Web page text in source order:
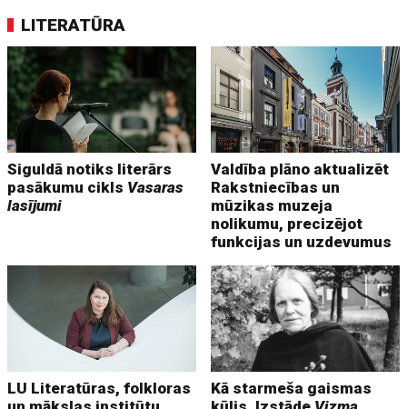
LITERATŪRA
Siguldā notiks literārs
pasākumu cikls Vasaras
lasījumi
Valdība plāno aktualizēt
Rakstniecības un
mūzikas muzeja
nolikumu, precizējot
funkcijas un uzdevumus
LU Literatūras, folkloras
Kā starmeša gaismas